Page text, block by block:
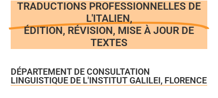
TRADUCTIONS PROFESSIONNELLES DE
L'ITALIEN,
ÉDITION, RÉVISION, MISE À JOUR DE
TEXTES
DÉPARTEMENT DE CONSULTATION
LINGUISTIQUE DE L'INSTITUT GALILEI, FLORENCE